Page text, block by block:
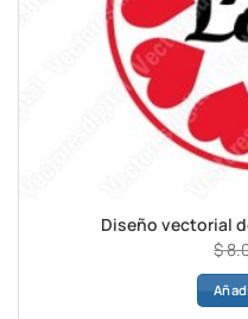
Diseño vectorial
$